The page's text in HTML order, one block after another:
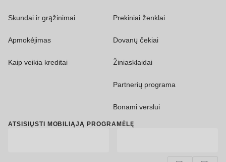
Skundai ir grąžinimai
Apmokėjimas
Kaip veikia kreditai
Prekiniai ženklai
Dovanų čekiai
Žiniasklaidai
Partnerių programa
Bonami verslui
ATSISIŲSTI MOBILIĄJĄ PROGRAMĖLĘ